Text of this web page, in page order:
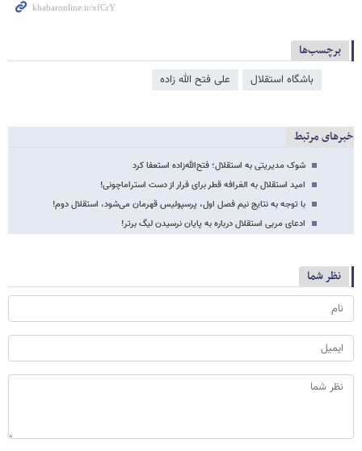
برچسب‌ها
باشگاه استقلال علی فتح الله زاده
خبرهای مرتبط
شوک مدیریتی به استقلال؛ فتح‌الله‌زاده استعفا کرد
امید استقلال به الغرافه قطر برای فرار از دست استراماچونی!
با توجه به نتایج نیم فصل اول، پرسپولیس قهرمان می‌شود، استقلال دوم!
ادعای مربی استقلال درباره به پایان نرسیدن لیگ برتر!
نظر شما